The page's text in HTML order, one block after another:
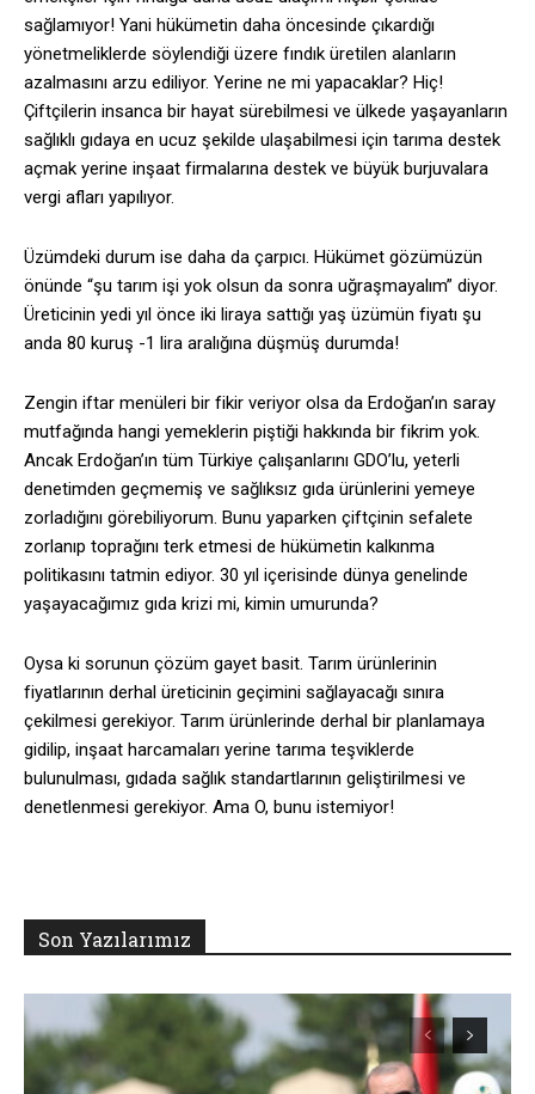
sağlamıyor! Yani hükümetin daha öncesinde çıkardığı
yönetmeliklerde söylendiği üzere fındık üretilen alanların
azalmasını arzu ediliyor. Yerine ne mi yapacaklar? Hiç!
Çiftçilerin insanca bir hayat sürebilmesi ve ülkede yaşayanların
sağlıklı gıdaya en ucuz şekilde ulaşabilmesi için tarıma destek
açmak yerine inşaat firmalarına destek ve büyük burjuvalara
vergi afları yapılıyor.
Üzümdeki durum ise daha da çarpıcı. Hükümet gözümüzün
önünde “şu tarım işi yok olsun da sonra uğraşmayalım” diyor.
Üreticinin yedi yıl önce iki liraya sattığı yaş üzümün fiyatı şu
anda 80 kuruş -1 lira aralığına düşmüş durumda!
Zengin iftar menüleri bir fikir veriyor olsa da Erdoğan’ın saray
mutfağında hangi yemeklerin piştiği hakkında bir fikrim yok.
Ancak Erdoğan’ın tüm Türkiye çalışanlarını GDO’lu, yeterli
denetimden geçmemiş ve sağlıksız gıda ürünlerini yemeye
zorladığını görebiliyorum. Bunu yaparken çiftçinin sefalete
zorlanıp toprağını terk etmesi de hükümetin kalkınma
politikasını tatmin ediyor. 30 yıl içerisinde dünya genelinde
yaşayacağımız gıda krizi mi, kimin umurunda?
Oysa ki sorunun çözüm gayet basit. Tarım ürünlerinin
fiyatlarının derhal üreticinin geçimini sağlayacağı sınıra
çekilmesi gerekiyor. Tarım ürünlerinde derhal bir planlamaya
gidilip, inşaat harcamaları yerine tarıma teşviklerde
bulunulması, gıdada sağlık standartlarının geliştirilmesi ve
denetlenmesi gerekiyor. Ama O, bunu istemiyor!
Son Yazılarımız